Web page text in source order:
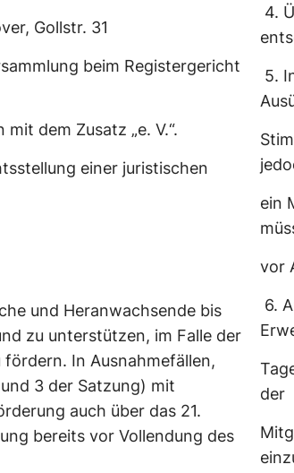
Gollstr. 31
beim Registergericht
dem Zusatz „e. V.“.
einer juristischen
und Heranwachsende bis
zu unterstützen, im Falle der
In Ausnahmefällen,
3 der Satzung) mit
auch über das 21.
bereits vor Vollendung des
4.
5.
ein
vor
6.
der